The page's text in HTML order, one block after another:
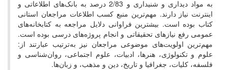
به مواد دیداری و شنیداری و 2/83 درصد به بانک‌های اطلاعاتی و
اینترنت نیاز دارند. مهم‌ترین منبع کسب اطلاعات مراجعان استانی
کتاب بوده است. بیشترین فراوانی دلایل مراجعه به کتابخانه‌های
عمومی رفع نیازهای تحقیقاتی و انجام پروژه‌های درسی بوده است.
مهم‌ترین اولویت‌های موضوعی مراجعان نیز به‌ترتیب عبارتند از:
علوم و تکنولوژی، هنرها، ادبیات، علوم اجتماعی، روان‌شناسی و
فلسفه، کلیات، جغرافیا و تاریخ، دین و مذهب، و زبان‌ها.